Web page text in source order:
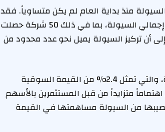
السيولة منذ بداية العام لم يكن متساوياً. فقد
حصلت نصف الشركات المدرجة على نسبة 5.1% فقط من إجمالي السيولة، بما في ذلك 50 شركة حصلت
إلى أن تركيز السيولة يميل نحو عدد محدود من
في المقابل، استقطبت الشركات الصغيرة نسبياً والسائلة، والتي تمثل 2.4% من القيمة السوقية
يعكس اهتماماً متزايداً من قبل المستثمرين بالأسهم
من السيولة مساهمتها في القيمة